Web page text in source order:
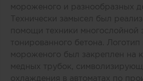
мороженого и разнообразных
Технически замысел был
помощи техники многослойной
тонированного бетона. Логотип
мороженого был закреплен на
медных трубок,
охлаждения в автоматах по